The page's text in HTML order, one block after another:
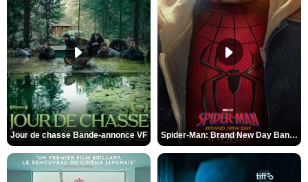
Jour de chasse Bande-annonce VF Spider-Man: Brand New Day Bande-annonce (3) VO STFR